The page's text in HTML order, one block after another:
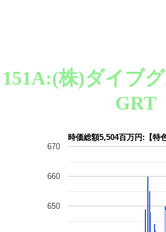
151A:(株)ダイブ
GRT
時価総額5,504百万円:【特
650
660
670